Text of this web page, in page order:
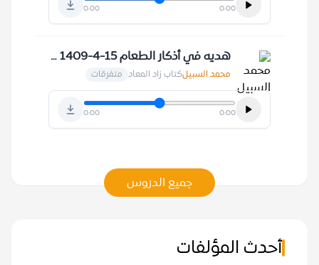
0:00 0:00
هديه في أذكار الطعام 15-4-1409 هـ
محمد السبيلكتاب زاد المعاد متفرقات
0:00 0:00
جميع الدروس
أحدث المؤلفات